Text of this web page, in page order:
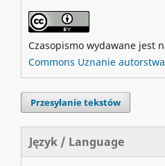
Czasopismo wydawane jest
Commons Uznanie
Przesyłanie tekstów
Język / Language